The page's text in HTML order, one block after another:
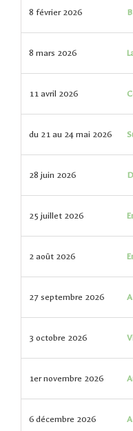
8 février 2026
8 mars 2026
11 avril 2026
du 21 au 24 mai 2026
28 juin 2026
25 juillet 2026
2 août 2026
27 septembre 2026
3 octobre 2026
1er novembre 2026
6 décembre 2026